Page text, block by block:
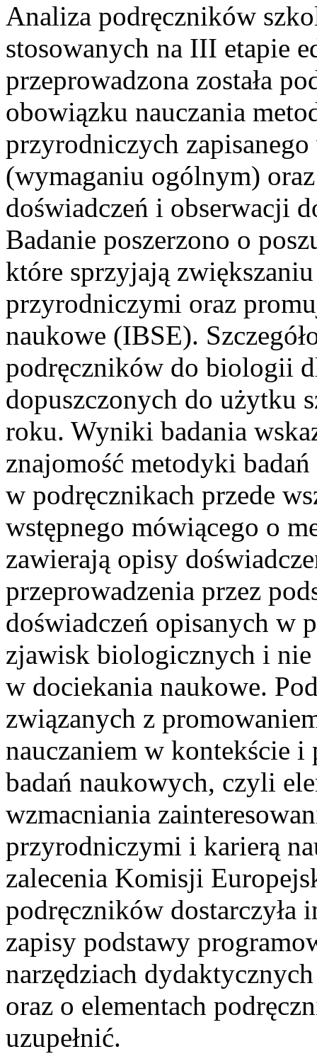
Analiza podręczników
stosowanych na III etapie
przeprowadzona została
obowiązku nauczania
przyrodniczych
(wymaganiu ogólnym)
doświadczeń i obserwacji
Badanie poszerzono o
które sprzyjają
przyrodniczymi oraz
naukowe (IBSE).
podręczników do biologii
dopuszczonych do użytku
roku. Wyniki badania
znajomość metodyki
w podręcznikach przede
wstępnego mówiącego o
zawierają opisy
przeprowadzenia przez
doświadczeń opisanych w
zjawisk biologicznych i
w dociekania naukowe.
związanych z
nauczaniem w kontekście
badań naukowych, czyli
wzmacniania
przyrodniczymi i karierą
zalecenia Komisji
podręczników
zapisy podstawy
narzędziach
oraz o elementach
uzupełnić.